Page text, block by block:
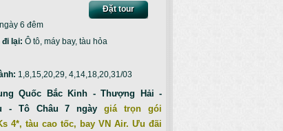
Đặt tour
6 đêm
lại: Ô tô, máy bay, tàu hỏa
1,8,15,20,29, 4,14,18,20,31/03
Quốc Bắc Kinh - Thượng Hải -
- Tô Châu 7 ngày giá trọn gói
4*, tàu cao tốc, bay VN Air. Ưu đãi